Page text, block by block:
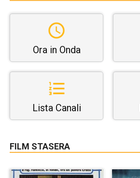
Ora in Onda
Lista Canali
FILM STASERA